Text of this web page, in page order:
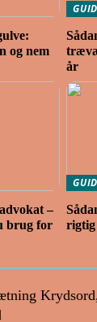
og nem
år
–
brug for